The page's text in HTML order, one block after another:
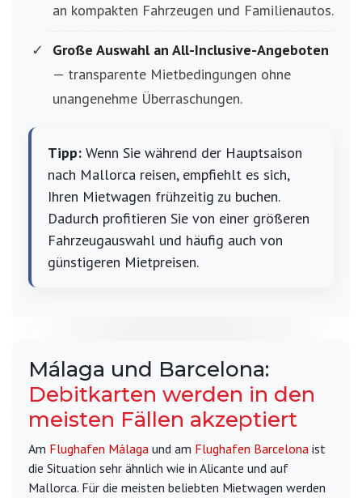
an kompakten Fahrzeugen und Familienautos.
Große Auswahl an All-Inclusive-Angeboten
— transparente Mietbedingungen ohne
unangenehme Überraschungen.
Tipp: Wenn Sie während der Hauptsaison
nach Mallorca reisen, empfiehlt es sich,
Ihren Mietwagen frühzeitig zu buchen.
Dadurch profitieren Sie von einer größeren
Fahrzeugauswahl und häufig auch von
günstigeren Mietpreisen.
Málaga und Barcelona:
Debitkarten werden in den
meisten Fällen akzeptiert
Am Flughafen Málaga und am Flughafen Barcelona ist
die Situation sehr ähnlich wie in Alicante und auf
Mallorca. Für die meisten beliebten Mietwagen werden